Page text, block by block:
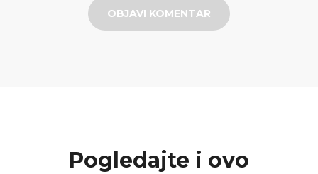
OBJAVI KOMENTAR
Pogledajte i ovo